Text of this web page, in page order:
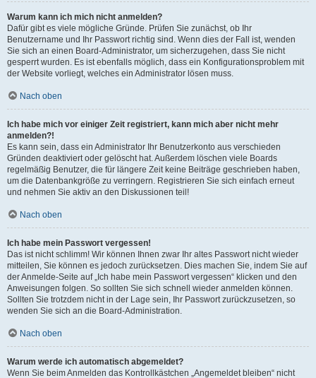
Warum kann ich mich nicht anmelden?
Dafür gibt es viele mögliche Gründe. Prüfen Sie zunächst, ob Ihr
Benutzername und Ihr Passwort richtig sind. Wenn dies der Fall ist, wenden
Sie sich an einen Board-Administrator, um sicherzugehen, dass Sie nicht
gesperrt wurden. Es ist ebenfalls möglich, dass ein Konfigurationsproblem mit
der Website vorliegt, welches ein Administrator lösen muss.
Nach oben
Ich habe mich vor einiger Zeit registriert, kann mich aber nicht mehr
anmelden?!
Es kann sein, dass ein Administrator Ihr Benutzerkonto aus verschieden
Gründen deaktiviert oder gelöscht hat. Außerdem löschen viele Boards
regelmäßig Benutzer, die für längere Zeit keine Beiträge geschrieben haben,
um die Datenbankgröße zu verringern. Registrieren Sie sich einfach erneut
und nehmen Sie aktiv an den Diskussionen teil!
Nach oben
Ich habe mein Passwort vergessen!
Das ist nicht schlimm! Wir können Ihnen zwar Ihr altes Passwort nicht wieder
mitteilen, Sie können es jedoch zurücksetzen. Dies machen Sie, indem Sie auf
der Anmelde-Seite auf „Ich habe mein Passwort vergessen“ klicken und den
Anweisungen folgen. So sollten Sie sich schnell wieder anmelden können.
Sollten Sie trotzdem nicht in der Lage sein, Ihr Passwort zurückzusetzen, so
wenden Sie sich an die Board-Administration.
Nach oben
Warum werde ich automatisch abgemeldet?
Wenn Sie beim Anmelden das Kontrollkästchen „Angemeldet bleiben“ nicht